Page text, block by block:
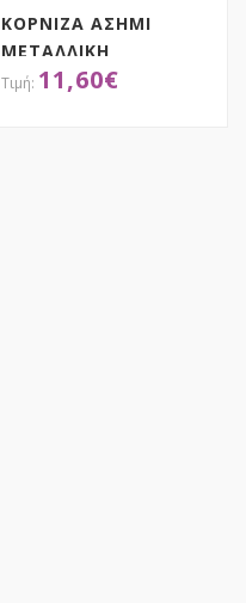
ΚΟΡΝΙΖΑ ΑΣΗΜΙ
ΜΕΤΑΛΛΙΚΗ
ΚΡΕΜΑΣΤΗ ΜΕ
11,60€